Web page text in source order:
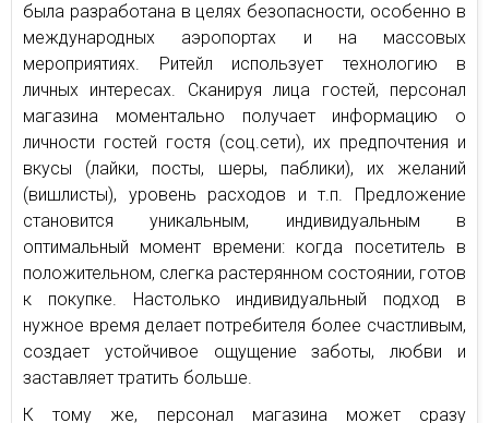
была разработана в целях безопасности, особенно в
международных аэропортах и на массовых
мероприятиях. Ритейл использует технологию в
личных интересах. Сканируя лица гостей, персонал
магазина моментально получает информацию о
личности гостей гостя (соц.сети), их предпочтения и
вкусы (лайки, посты, шеры, паблики), их желаний
(вишлисты), уровень расходов и т.п. Предложение
становится уникальным, индивидуальным в
оптимальный момент времени: когда посетитель в
положительном, слегка растерянном состоянии, готов
к покупке. Настолько индивидуальный подход в
нужное время делает потребителя более счастливым,
создает устойчивое ощущение заботы, любви и
заставляет тратить больше.
К тому же, персонал магазина может сразу